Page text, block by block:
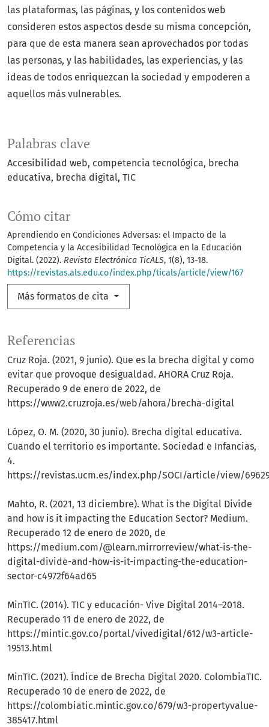
Palabras clave
Accesibilidad web competencia tecnológica brecha
educativa brecha digital TIC
Cómo citar
Aprendiendo en Condiciones Adversas: el Impacto de la
Competencia y la Accesibilidad Tecnológica en la Educación
Digital. (2022). Revista Electrónica TicALS, 1(8), 13-18.
https://revistas.als.edu.co/index.php/ticals/article/view/167
Más formatos de cita
las plataformas, las páginas, y los contenidos web
consideren estos aspectos desde su misma concepción,
para que de esta manera sean aprovechados por todas
las personas, y las habilidades, las experiencias, y las
ideas de todos enriquezcan la sociedad y empoderen a
aquellos más vulnerables.
Referencias
Cruz Roja. (2021, 9 junio). Que es la brecha digital y como
evitar que provoque desigualdad. AHORA Cruz Roja.
Recuperado 9 de enero de 2022, de
https://www2.cruzroja.es/web/ahora/brecha-digital
López, O. M. (2020, 30 junio). Brecha digital educativa.
Cuando el territorio es importante. Sociedad e Infancias,
4.
https://revistas.ucm.es/index.php/SOCI/article/view/
Mahto, R. (2021, 13 diciembre). What is the Digital Divide
and how is it impacting the Education Sector? Medium.
Recuperado 12 de enero de 2020, de
https://medium.com/@learn.mirrorreview/what-is-the-
digital-divide-and-how-is-it-impacting-the-education-
sector-c4972f64ad65
MinTIC. (2014). TIC y educación- Vive Digital 2014–2018.
Recuperado 11 de enero de 2022, de
https://mintic.gov.co/portal/vivedigital/612/w3-article-
19513.html
MinTIC. (2021). Índice de Brecha Digital 2020. ColombiaTIC.
Recuperado 10 de enero de 2022, de
https://colombiatic.mintic.gov.co/679/w3-propertyvalue-
385417.html